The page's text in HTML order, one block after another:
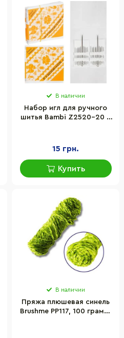
В наличии
Набор игл для ручного
шитья Bambi Z2520-20 в
15 грн.
Купить
В наличии
Пряжа плюшевая синель
Brushme PP117, 100 грамм,